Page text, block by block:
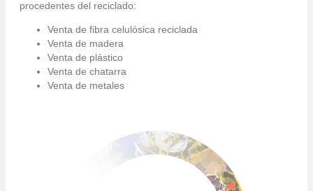
procedentes del reciclado:
Venta de fibra celulósica reciclada
Venta de madera
Venta de plástico
Venta de chatarra
Venta de metales